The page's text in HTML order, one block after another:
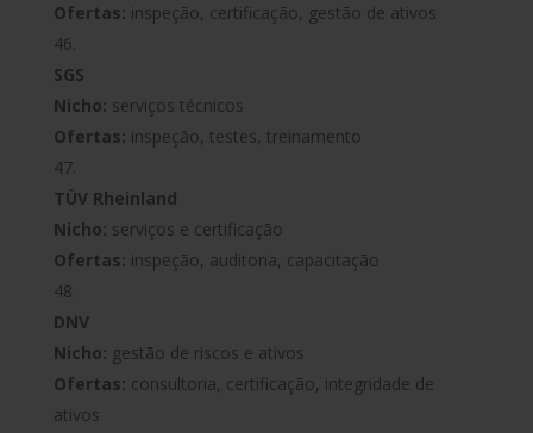
Ofertas: inspeção, certificação, gestão de ativos
SGS
Nicho: serviços técnicos
Ofertas: inspeção, testes, treinamento
TÜV Rheinland
Nicho: serviços e certificação
Ofertas: inspeção, auditoria, capacitação
DNV
Nicho: gestão de riscos e ativos
Ofertas: consultoria, certificação, integridade de
ativos